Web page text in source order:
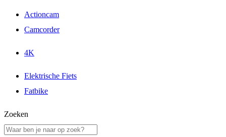
Actioncam
Camcorder
4K
Elektrische Fiets
Fatbike
Zoeken